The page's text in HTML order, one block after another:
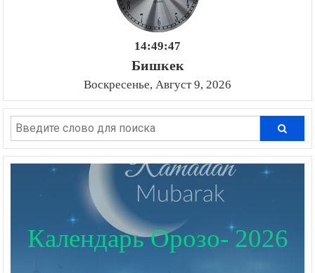
14:49:48
Бишкек
Воскресенье, Август 9, 2026
Календарь Орозо- 2026